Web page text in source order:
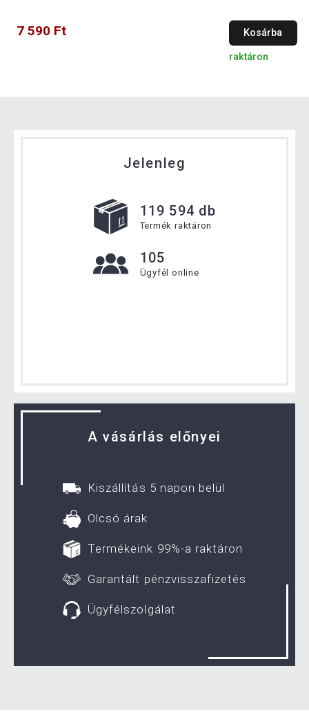
7 590 Ft Kosárba
raktáron
Jelenleg
119 594 db
Termék raktáron
105
Ügyfél online
A vásárlás előnyei
Kiszállítás 5 napon belül
Olcsó árak
Termékeink 99%-a raktáron
Garantált pénzvisszafizetés
Ügyfélszolgálat